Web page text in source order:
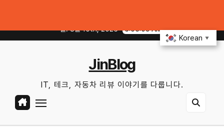
월. 8월 10th, 2026 6:05:11 AM
JinBlog
IT, 테크, 자동차 리뷰 이야기를 다룹니다.
Korean ▼